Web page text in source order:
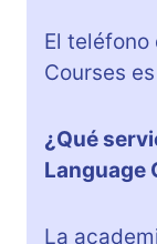
El teléfono
Courses
¿Qué
Language
La